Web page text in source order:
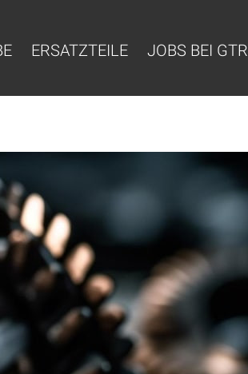
ERSATZTEILE JOBS BEI GTR